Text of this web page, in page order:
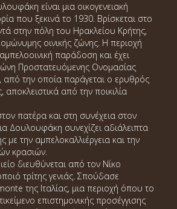
είναι μια οικογενειακή
που ξεκινά το 1930. Βρίσκεται στο
στην πόλη του Ηρακλείου Κρήτης,
οινικής ζώνης. Η περιοχή
παράδοση και έχει
Προστατευόμενης Ονομασίας
την οποία παράγεται ο ερυθρός
από την ποικιλία
πατέρα και στη συνέχεια στον
Δουλουφάκη συνεχίζει αδιάλειπτα
με την αμπελοκαλλιέργεια και την
κρασιών.
διευθύνεται από τον Νίκο
τρίτης γενιάς. Σπούδασε
της Ιταλίας, μια περιοχή όπου το
επιστημονικής προσέγγισης